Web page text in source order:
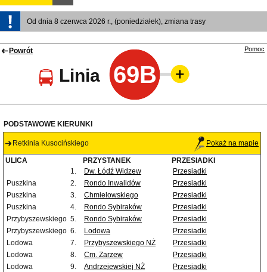
Od dnia 8 czerwca 2026 r., (poniedziałek), zmiana trasy
Powrót
Linia 69B
Pomoc
PODSTAWOWE KIERUNKI
Retkinia Kusocińskiego Pokaż na mapie
ULICA PRZYSTANEK
PRZESIADKI
1.
Dw. Łódź Widzew
Przesiadki
Puszkina
2. Rondo Inwalidów
Przesiadki
Puszkina
3. Chmielowskiego
Przesiadki
Puszkina
4. Rondo Sybiraków
Przesiadki
Przybyszewskiego 5. Rondo Sybiraków
Przesiadki
Przybyszewskiego 6. Lodowa
Przesiadki
Lodowa
7. Przybyszewskiego NŻ
Przesiadki
Lodowa
8. Cm. Zarzew
Przesiadki
Lodowa
9. Andrzejewskiej NŻ
Przesiadki